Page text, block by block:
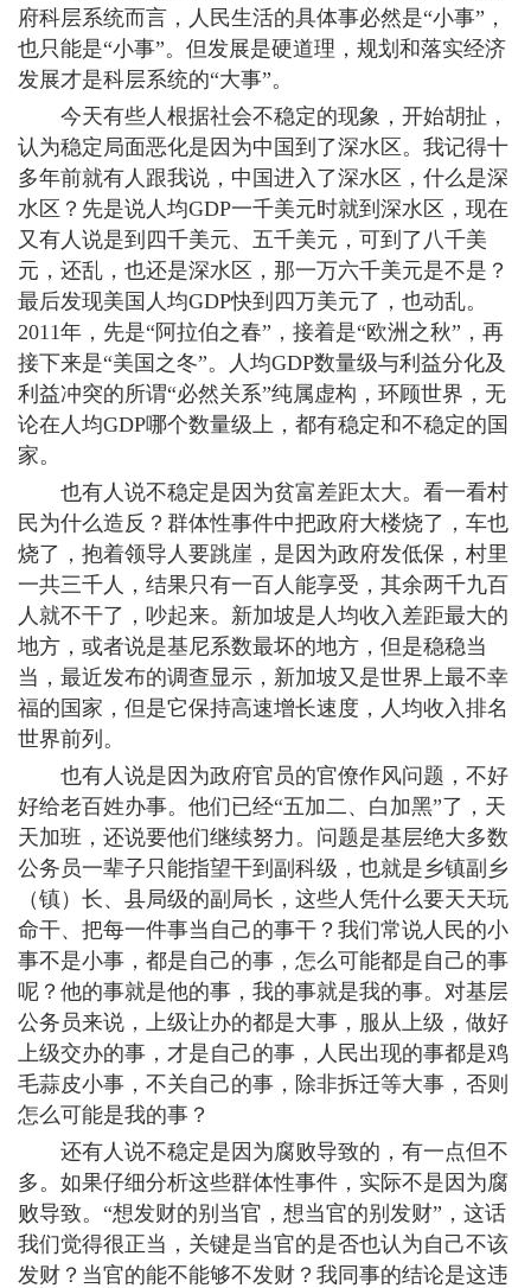
府科层系统而言，人民生活的具体事必然是“小事”，
也只能是“小事”。但发展是硬道理，规划和落实经济
发展才是科层系统的“大事”。
今天有些人根据社会不稳定的现象，开始胡扯，
认为稳定局面恶化是因为中国到了深水区。我记得十
多年前就有人跟我说，中国进入了深水区，什么是深
水区？先是说人均GDP一千美元时就到深水区，现在
又有人说是到四千美元、五千美元，可到了八千美
元，还乱，也还是深水区，那一万六千美元是不是？
最后发现美国人均GDP快到四万美元了，也动乱。
2011年，先是“阿拉伯之春”，接着是“欧洲之秋”，再
接下来是“美国之冬”。人均GDP数量级与利益分化及
利益冲突的所谓“必然关系”纯属虚构，环顾世界，无
论在人均GDP哪个数量级上，都有稳定和不稳定的国
家。
也有人说不稳定是因为贫富差距太大。看一看村
民为什么造反？群体性事件中把政府大楼烧了，车也
烧了，抱着领导人要跳崖，是因为政府发低保，村里
一共三千人，结果只有一百人能享受，其余两千九百
人就不干了，吵起来。新加坡是人均收入差距最大的
地方，或者说是基尼系数最坏的地方，但是稳稳当
当，最近发布的调查显示，新加坡又是世界上最不幸
福的国家，但是它保持高速增长速度，人均收入排名
世界前列。
也有人说是因为政府官员的官僚作风问题，不好
好给老百姓办事。他们已经“五加二、白加黑”了，天
天加班，还说要他们继续努力。问题是基层绝大多数
公务员一辈子只能指望干到副科级，也就是乡镇副乡
（镇）长、县局级的副局长，这些人凭什么要天天玩
命干、把每一件事当自己的事干？我们常说人民的小
事不是小事，都是自己的事，怎么可能都是自己的事
呢？他的事就是他的事，我的事就是我的事。对基层
公务员来说，上级让办的都是大事，服从上级，做好
上级交办的事，才是自己的事，人民出现的事都是鸡
毛蒜皮小事，不关自己的事，除非拆迁等大事，否则
怎么可能是我的事？
还有人说不稳定是因为腐败导致的，有一点但不
多。如果仔细分析这些群体性事件，实际不是因为腐
败导致。“想发财的别当官，想当官的别发财”，这话
我们觉得很正当，关键是当官的是否也认为自己不该
发财？当官的能不能够不发财？我同事的结论是这违